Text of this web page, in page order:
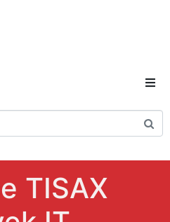
Domů
Reference
TISAX